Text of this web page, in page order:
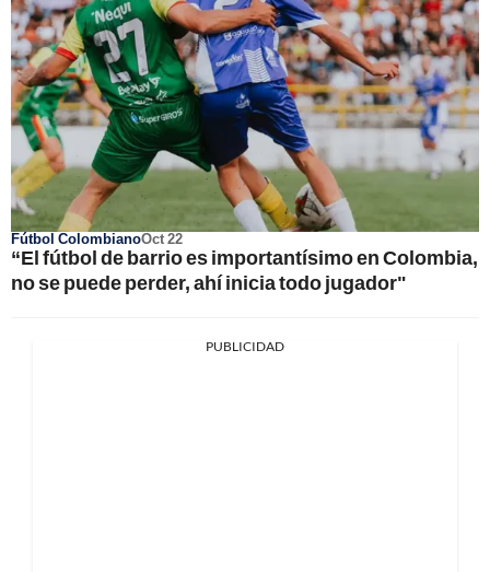
Fútbol ColombianoOct 22
“El fútbol de barrio es importantísimo en Colombia,
no se puede perder, ahí inicia todo jugador"
PUBLICIDAD